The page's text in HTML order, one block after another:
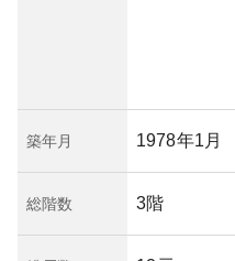
築年月 1978年1月
総階数 3階